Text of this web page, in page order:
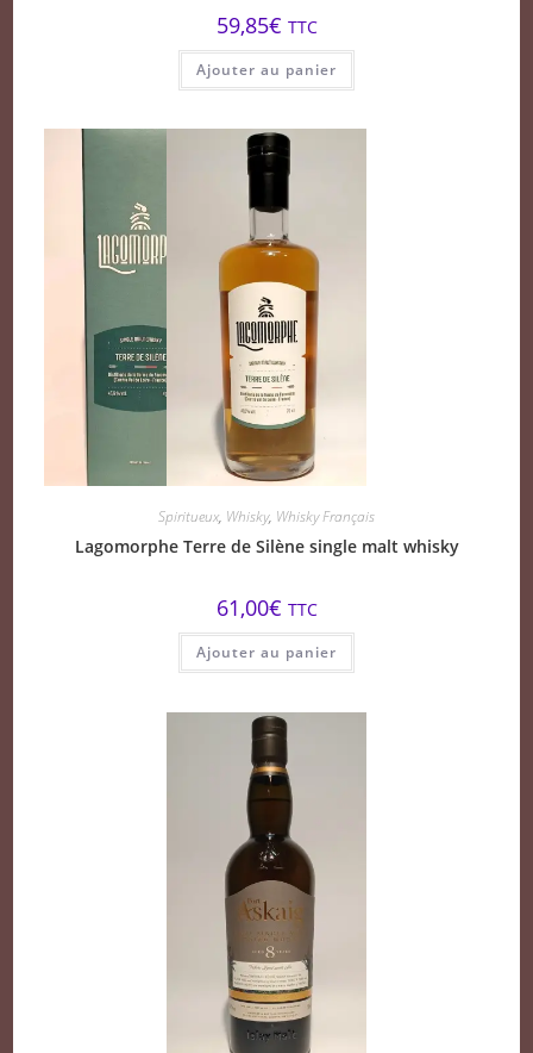
59,85€ TTC
Ajouter au panier
Spiritueux, Whisky, Whisky Français
Lagomorphe Terre de Silène single malt whisky
61,00€ TTC
Ajouter au panier